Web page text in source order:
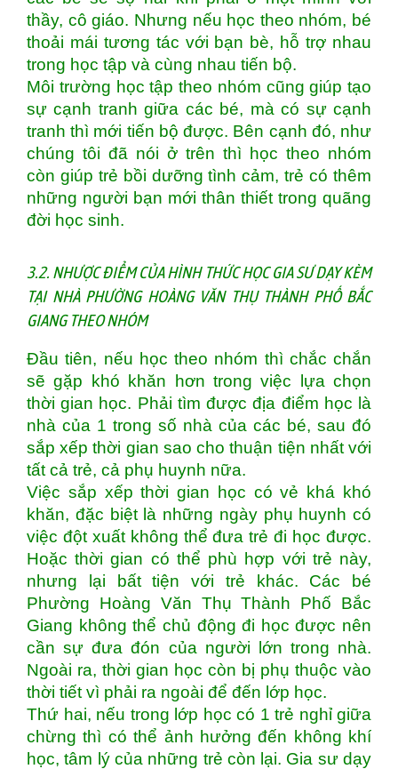
thầy, cô giáo. Nhưng nếu học theo nhóm, bé
thoải mái tương tác với bạn bè, hỗ trợ nhau
trong học tập và cùng nhau tiến bộ.
Môi trường học tập theo nhóm cũng giúp tạo
sự cạnh tranh giữa các bé, mà có sự cạnh
tranh thì mới tiến bộ được. Bên cạnh đó, như
chúng tôi đã nói ở trên thì học theo nhóm
còn giúp trẻ bồi dưỡng tình cảm, trẻ có thêm
những người bạn mới thân thiết trong quãng
đời học sinh.
3.2. NHƯỢC ĐIỂM CỦA HÌNH THỨC HỌC GIA SƯ DẠY KÈM
TẠI NHÀ PHƯỜNG HOÀNG VĂN THỤ THÀNH PHỐ BẮC
GIANG THEO NHÓM
Đầu tiên, nếu học theo nhóm thì chắc chắn
sẽ gặp khó khăn hơn trong việc lựa chọn
thời gian học. Phải tìm được địa điểm học là
nhà của 1 trong số nhà của các bé, sau đó
sắp xếp thời gian sao cho thuận tiện nhất với
tất cả trẻ, cả phụ huynh nữa.
Việc sắp xếp thời gian học có vẻ khá khó
khăn, đặc biệt là những ngày phụ huynh có
việc đột xuất không thể đưa trẻ đi học được.
Hoặc thời gian có thể phù hợp với trẻ này,
nhưng lại bất tiện với trẻ khác. Các bé
Phường Hoàng Văn Thụ Thành Phố Bắc
Giang không thể chủ động đi học được nên
cần sự đưa đón của người lớn trong nhà.
Ngoài ra, thời gian học còn bị phụ thuộc vào
thời tiết vì phải ra ngoài để đến lớp học.
Thứ hai, nếu trong lớp học có 1 trẻ nghỉ giữa
chừng thì có thể ảnh hưởng đến không khí
học, tâm lý của những trẻ còn lại. Gia sư dạy